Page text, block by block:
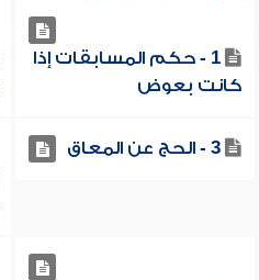
1 - حكم المسابقات إذا
كانت بعوض
3 - الحج عن المعاق